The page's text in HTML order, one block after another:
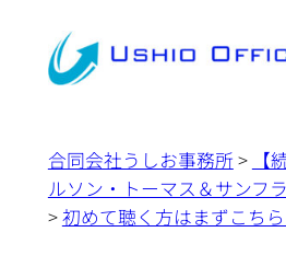
合同会社うしお事務所 >
【
ルソン・トーマス＆サンフ
>初めて聴く方はまずこち